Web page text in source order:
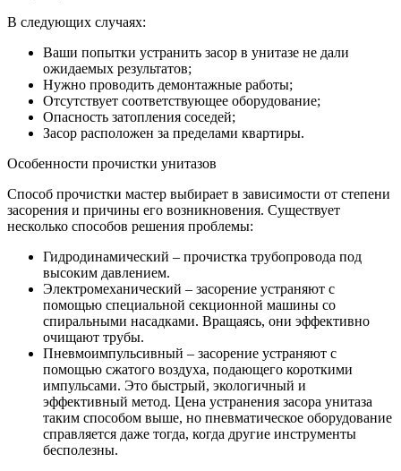
В следующих случаях:
Ваши попытки устранить засор в унитазе не дали
ожидаемых результатов;
Нужно проводить демонтажные работы;
Отсутствует соответствующее оборудование;
Опасность затопления соседей;
Засор расположен за пределами квартиры.
Особенности прочистки унитазов
Способ прочистки мастер выбирает в зависимости от степени
засорения и причины его возникновения. Существует
несколько способов решения проблемы:
Гидродинамический – прочистка трубопровода под
высоким давлением.
Электромеханический – засорение устраняют с
помощью специальной секционной машины со
спиральными насадками. Вращаясь, они эффективно
очищают трубы.
Пневмоимпульсивный – засорение устраняют с
помощью сжатого воздуха, подающего короткими
импульсами. Это быстрый, экологичный и
эффективный метод. Цена устранения засора унитаза
таким способом выше, но пневматическое оборудование
справляется даже тогда, когда другие инструменты
бесполезны.